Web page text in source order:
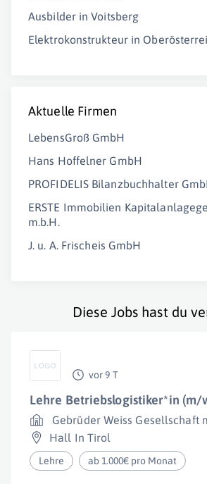
Ausbilder in Voitsberg
Elektrokonstrukteur in
Aktuelle Firmen
LebensGroß GmbH
Hans Hoffelner GmbH
PROFIDELIS Bilanzbuchhalter
ERSTE Immobilien
m.b.H.
J. u. A. Frischeis GmbH
Diese Jobs hast du
vor 9 T
Lehre Betriebslogistiker*in (m/
Gebrüder Weiss Gesellschaft
Hall In Tirol
Lehre ab 1.000€ pro Monat